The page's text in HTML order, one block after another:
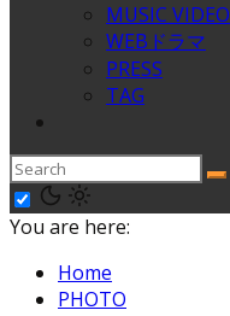
MUSIC VIDEO
WEBドラマ
PRESS
TAG
You are here:
Home
PHOTO